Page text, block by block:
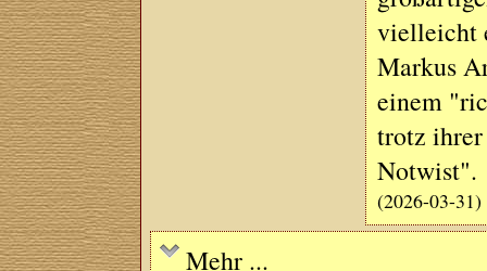
vielleicht
Markus
einem
trotz
Notwist".
(2026-03-31)
Mehr ...